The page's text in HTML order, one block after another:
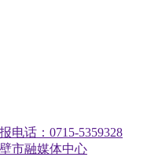
电话：0715-5359328
市融媒体中心